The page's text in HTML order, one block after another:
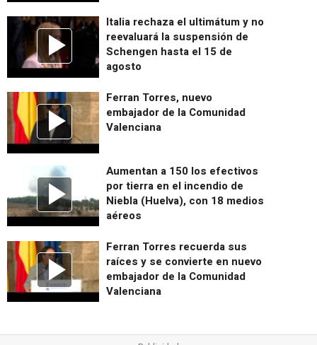
Italia rechaza el ultimátum y no
reevaluará la suspensión de
Schengen hasta el 15 de
agosto
Ferran Torres, nuevo
embajador de la Comunidad
Valenciana
Aumentan a 150 los efectivos
por tierra en el incendio de
Niebla (Huelva), con 18 medios
aéreos
Ferran Torres recuerda sus
raíces y se convierte en nuevo
embajador de la Comunidad
Valenciana